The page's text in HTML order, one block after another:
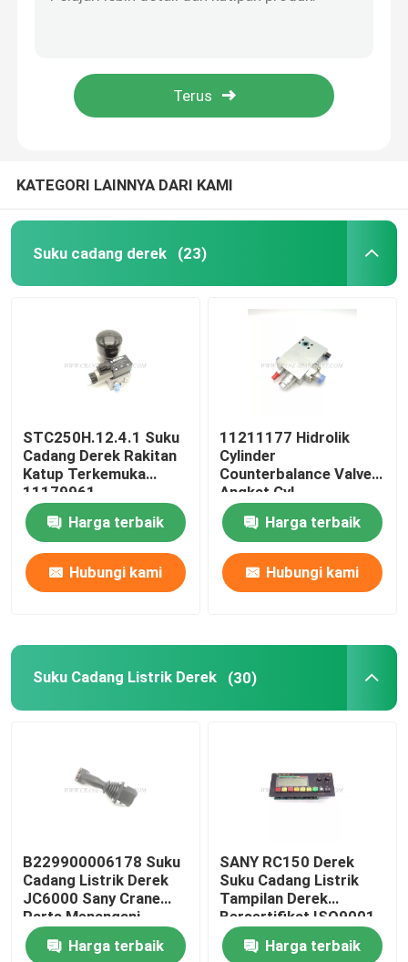
Suku Cadang Undercarriage Derek
Saringan Sany
Bagian Boom Derek
Lampu Derek
Suku Cadang Derek Zoomlion
Tali Kawat Derek
KATEGORI LAINNYA DARI KAMI
Suku cadang derek (23)
STC250H.12.4.1 Suku
Cadang Derek Rakitan
Katup Terkemuka
11179961
Harga terbaik
Hubungi kami
11211177 Hidrolik
Cylinder
Counterbalance Valve
Angkat Cyl
STC750.4.1.19.10
Harga terbaik
Hubungi kami
Suku Cadang Listrik Derek (30)
B229900006178 Suku
Cadang Listrik Derek
JC6000 Sany Crane
Parts Menangani
Operasi
Harga terbaik
SANY RC150 Derek
Suku Cadang Listrik
Tampilan Derek
Bersertifikat ISO9001
Harga terbaik